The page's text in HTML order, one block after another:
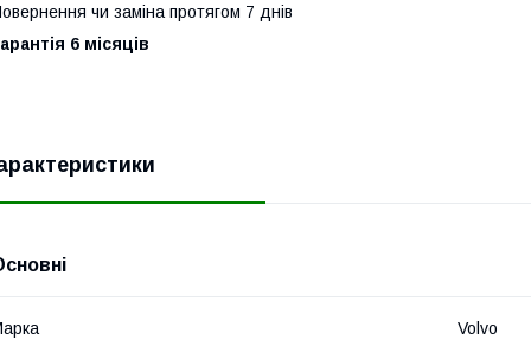
чи заміна протягом 7 днів
6 місяців
Volvo